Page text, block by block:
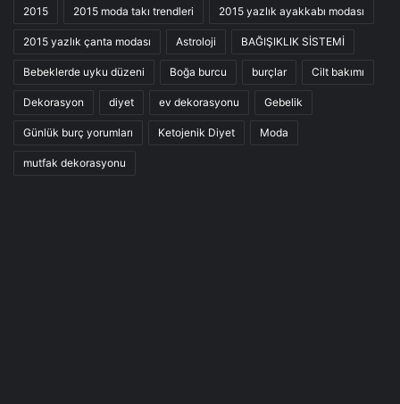
2015 2015 moda takı trendleri 2015 yazlık ayakkabı modası
2015 yazlık çanta modası Astroloji BAĞIŞIKLIK SİSTEMİ
Bebeklerde uyku düzeni Boğa burcu burçlar Cilt bakımı
Dekorasyon diyet ev dekorasyonu Gebelik
Günlük burç yorumları Ketojenik Diyet Moda
mutfak dekorasyonu